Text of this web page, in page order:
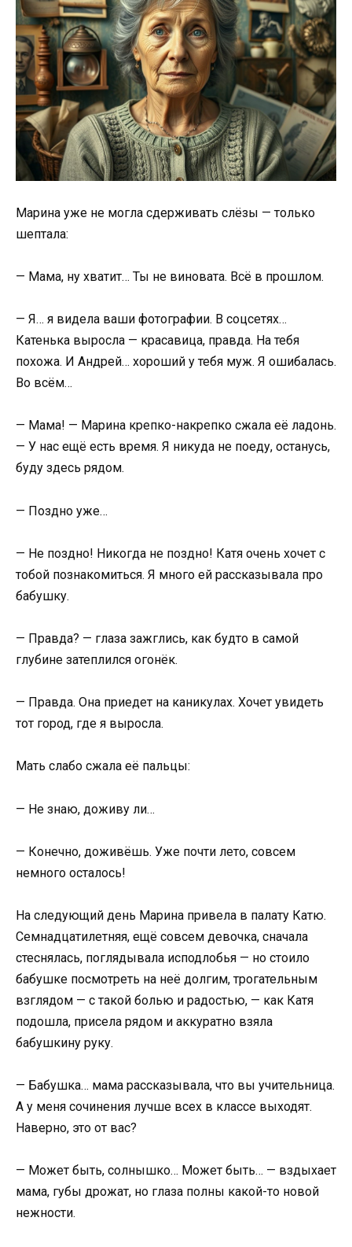
Марина уже не могла сдерживать слёзы — только
шептала:
— Мама, ну хватит… Ты не виновата. Всё в прошлом.
— Я… я видела ваши фотографии. В соцсетях…
Катенька выросла — красавица, правда. На тебя
похожа. И Андрей… хороший у тебя муж. Я ошибалась.
Во всём…
— Мама! — Марина крепко-накрепко сжала её ладонь.
— У нас ещё есть время. Я никуда не поеду, останусь,
буду здесь рядом.
— Поздно уже…
— Не поздно! Никогда не поздно! Катя очень хочет с
тобой познакомиться. Я много ей рассказывала про
бабушку.
— Правда? — глаза зажглись, как будто в самой
глубине затеплился огонёк.
— Правда. Она приедет на каникулах. Хочет увидеть
тот город, где я выросла.
Мать слабо сжала её пальцы:
— Не знаю, доживу ли…
— Конечно, доживёшь. Уже почти лето, совсем
немного осталось!
На следующий день Марина привела в палату Катю.
Семнадцатилетняя, ещё совсем девочка, сначала
стеснялась, поглядывала исподлобья — но стоило
бабушке посмотреть на неё долгим, трогательным
взглядом — с такой болью и радостью, — как Катя
подошла, присела рядом и аккуратно взяла
бабушкину руку.
— Бабушка… мама рассказывала, что вы учительница.
А у меня сочинения лучше всех в классе выходят.
Наверно, это от вас?
— Может быть, солнышко… Может быть… — вздыхает
мама, губы дрожат, но глаза полны какой-то новой
нежности.